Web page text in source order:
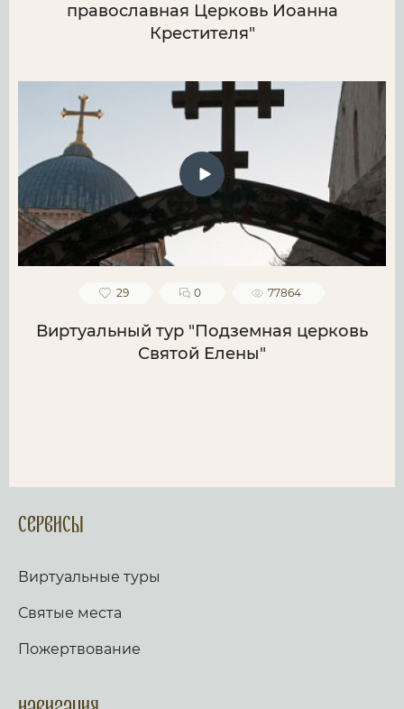
православная Церковь Иоанна
Крестителя"
29 0 77864
Виртуальный тур "Подземная церковь
Святой Елены"
Сервисы
Виртуальные туры
Святые места
Пожертвование